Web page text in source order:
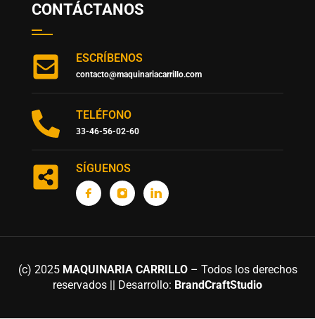
CONTÁCTANOS
ESCRÍBENOS
contacto@maquinariacarrillo.com
TELÉFONO
33-46-56-02-60
SÍGUENOS
(c) 2025 MAQUINARIA CARRILLO– Todos los derechos
reservados || Desarrollo: BrandCraftStudio